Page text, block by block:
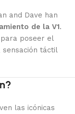
and Dave han
de la V1.
poseer el
sensación táctil
las icónicas